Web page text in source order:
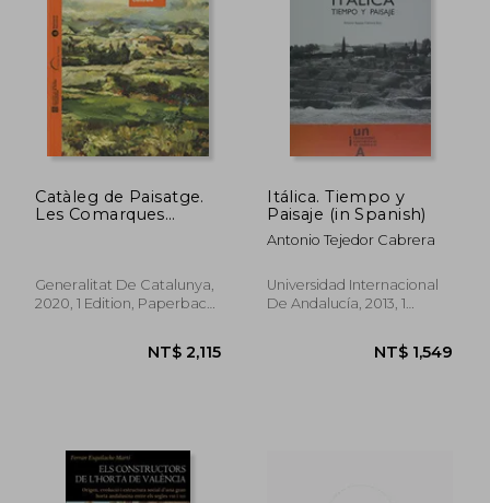
NT$ 1,181
Catàleg de Paisatge.
Les Comarques
Generalitat De Catalunya,
2020, 1 Edition, Paperback,
Itálica. Tiempo y
Paisaje (in Spanish)
Antonio Tejedor Cabrera
Universidad Internacional
De Andalucía, 2013, 1